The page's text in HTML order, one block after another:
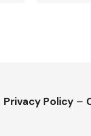
Privacy Policy –